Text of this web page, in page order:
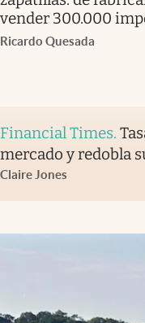
vender 300.000
Ricardo Quesada
Financial Times.
mercado y redobla
Claire Jones